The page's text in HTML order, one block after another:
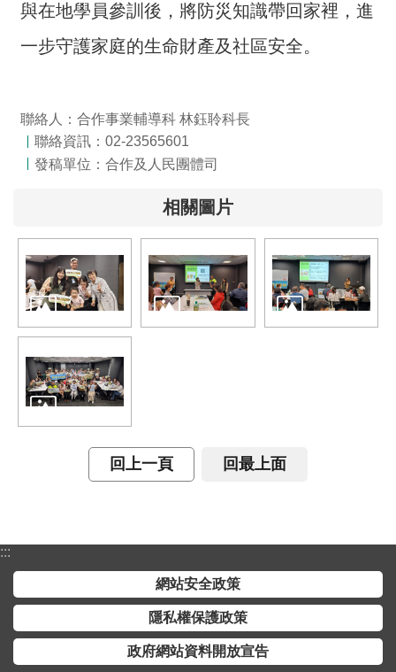
答
RSS
安
全
政
策
隱
私
政
站
資
與在地學員參訓後，將防災知識帶回家裡，進
一步守護家庭的生命財產及社區安全。
聯絡人：合作事業輔導科 林鈺聆科長
聯絡資訊：02-23565601
發稿單位：合作及人民團體司
相關圖片
回上一頁 回最上面
:::
網站安全政策
隱私權保護政策
政府網站資料開放宣告